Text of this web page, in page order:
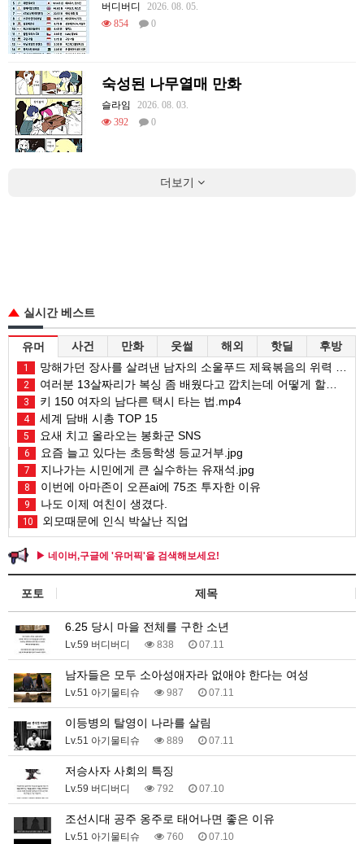
버디버디
2026. 08. 05.
854
0
숙성된 나무열매 만화
슬라임
2026. 08. 03.
392
0
더보기
실시간 베스트
유머 사건 만화 웃썰 해외 핫딜 후방
1 망해가던 장사를 살려낸 남자의 소울푸드 제육볶음의 위력 ㅋㅋ
2 여러분 13살짜리가 복싱 좀 배웠다고 깝치는데 어떻게 할까요?
3 키 150 여자의 남다른 택시 타는 법.mp4
4 세계 담배 시총 TOP 15
5 요새 치고 올라오는 봉화군 SNS
6 요즘 늘고 있다는 초등학생 등교거부.jpg
7 지나가는 시민에게 큰 실수하는 유재석.jpg
8 이번에 아마존이 오픈ai에 75조 투자한 이유
9 나도 이제 여친이 생겼다.
10 외모때문에 인식 박살난 직업
▶ 네이버,구글에 '유머픽'을 검색해보세요!
포토 제목
6.25 당시 마을 전체를 구한 소년
Lv.59 버디버디 838 07.11
남자들은 모두 소아성애자라 없애야 한다는 여성
Lv.51 아기물티슈 987 07.11
이등병의 탈영이 나라를 살림
Lv.51 아기물티슈 889 07.11
저승사자 사회의 특징
Lv.59 버디버디 792 07.10
조선시대 공주 옹주로 태어나면 좋은 이유
Lv.51 아기물티슈 760 07.10